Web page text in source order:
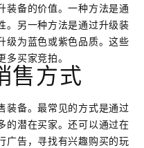
装备的价值。一种方法是通
。另一种方法是通过升级装
级为蓝色或紫色品质。这些
买家竞拍。
售方式
装备。最常见的方式是通过
的潜在买家。还可以通过在
广告，寻找有兴趣购买的玩